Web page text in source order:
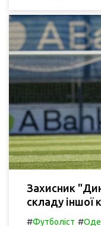
Захисник
складу
#Футболіст #